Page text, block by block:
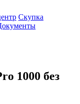
Cкупка
1000 без